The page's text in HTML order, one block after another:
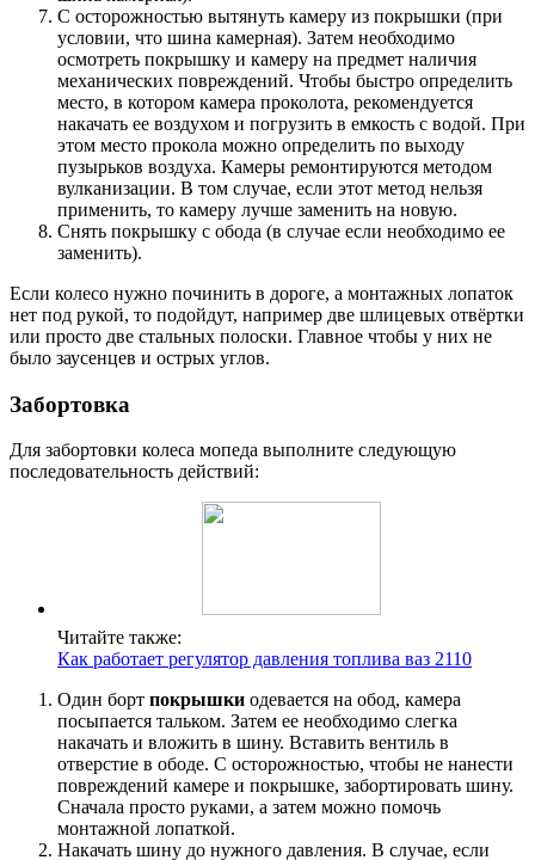
С осторожностью вытянуть камеру из покрышки (при
условии, что шина камерная). Затем необходимо
осмотреть покрышку и камеру на предмет наличия
механических повреждений. Чтобы быстро определить
место, в котором камера проколота, рекомендуется
накачать ее воздухом и погрузить в емкость с водой. При
этом место прокола можно определить по выходу
пузырьков воздуха. Камеры ремонтируются методом
вулканизации. В том случае, если этот метод нельзя
применить, то камеру лучше заменить на новую.
Снять покрышку с обода (в случае если необходимо ее
заменить).
Если колесо нужно починить в дороге, а монтажных лопаток
нет под рукой, то подойдут, например две шлицевых отвёртки
или просто две стальных полоски. Главное чтобы у них не
было заусенцев и острых углов.
Забортовка
Для забортовки колеса мопеда выполните следующую
последовательность действий:
Читайте также:
Как работает регулятор давления топлива ваз 2110
Один борт покрышки одевается на обод, камера
посыпается тальком. Затем ее необходимо слегка
накачать и вложить в шину. Вставить вентиль в
отверстие в ободе. С осторожностью, чтобы не нанести
повреждений камере и покрышке, забортировать шину.
Сначала просто руками, а затем можно помочь
монтажной лопаткой.
Накачать шину до нужного давления. В случае, если